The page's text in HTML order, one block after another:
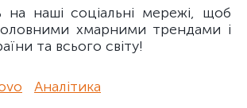
на наші соціальні мережі, щоб
хмарними трендами і
та всього світу!
Аналітика